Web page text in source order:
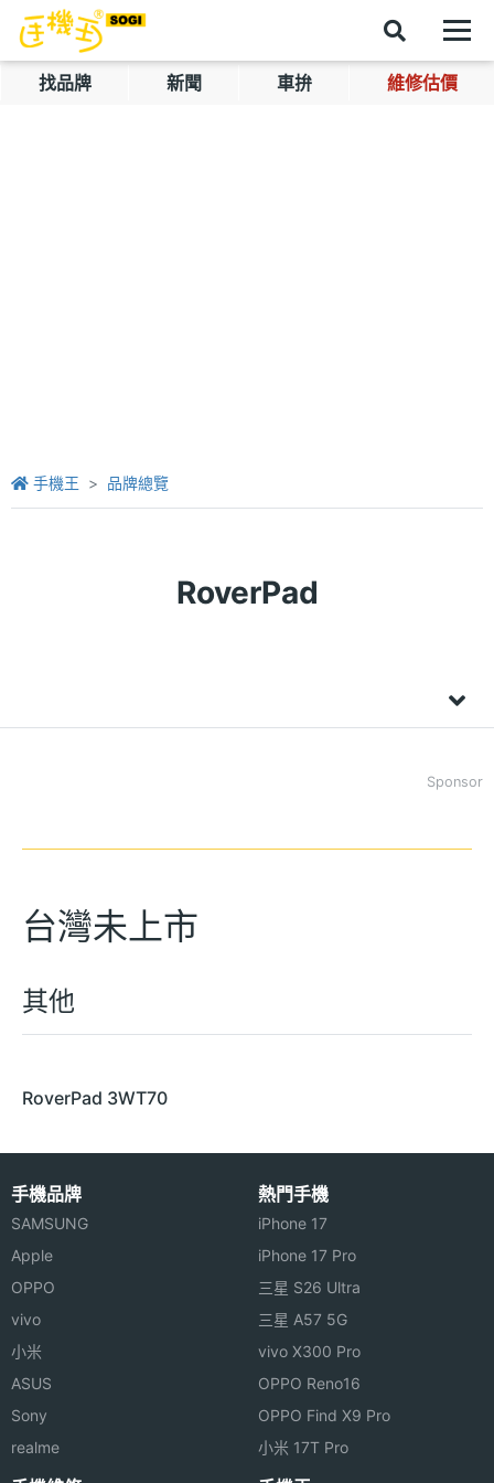
找品牌 新聞 車拚 維修估價
手機王 品牌總覽
RoverPad
Sponsor
台灣未上市
其他
RoverPad 3WT70
手機品牌
SAMSUNG
Apple
OPPO
vivo
小米
ASUS
Sony
realme
熱門手機
iPhone 17
iPhone 17 Pro
三星 S26 Ultra
三星 A57 5G
vivo X300 Pro
OPPO Reno16
OPPO Find X9 Pro
小米 17T Pro